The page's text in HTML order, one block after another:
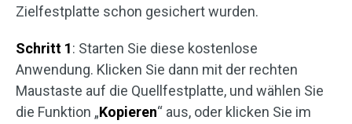
Zielfestplatte schon gesichert wurden.
Schritt 1: Starten Sie diese kostenlose
Anwendung. Klicken Sie dann mit der rechten
Maustaste auf die Quellfestplatte, und wählen Sie
die Funktion „Kopieren“ aus, oder klicken Sie im